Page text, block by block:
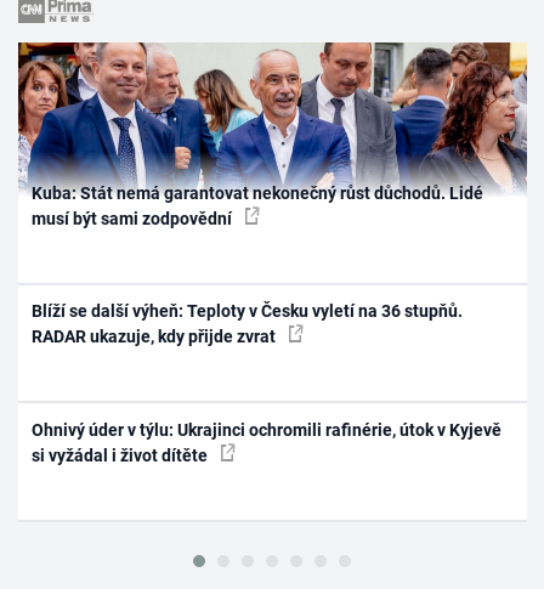
Kuba: Stát nemá garantovat nekonečný růst důchodů. Lidé
musí být sami zodpovědní
Blíží se další výheň: Teploty v Česku vyletí na 36 stupňů.
RADAR ukazuje, kdy přijde zvrat
Ohnivý úder v týlu: Ukrajinci ochromili rafinérie, útok v Kyjevě
si vyžádal i život dítěte